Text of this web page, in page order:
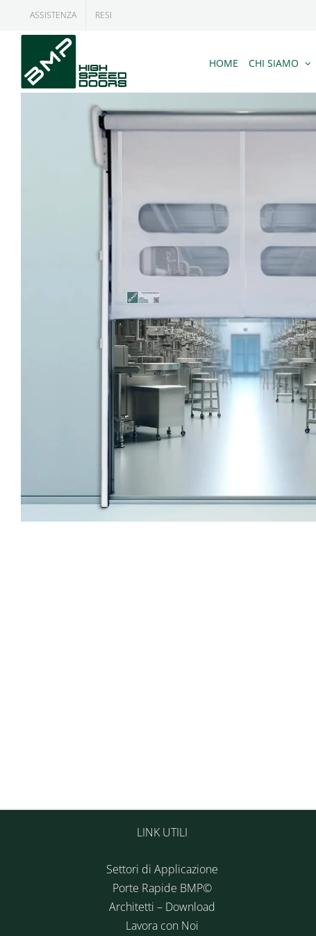
ASSISTENZA RESI
HOME CHI SIAMO
LINK UTILI
Settori di Applicazione
Porte Rapide BMP©
Architetti – Download
Lavora con Noi